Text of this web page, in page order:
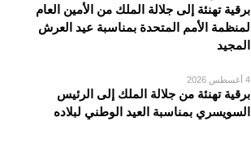
برقية تهنئة إلى جلالة الملك من الأمين العام
لمنظمة الأمم المتحدة بمناسبة عيد العرش
المجيد
4 أغسطس 2026
برقية تهنئة من جلالة الملك إلى الرئيس
السويسري بمناسبة العيد الوطني لبلاده